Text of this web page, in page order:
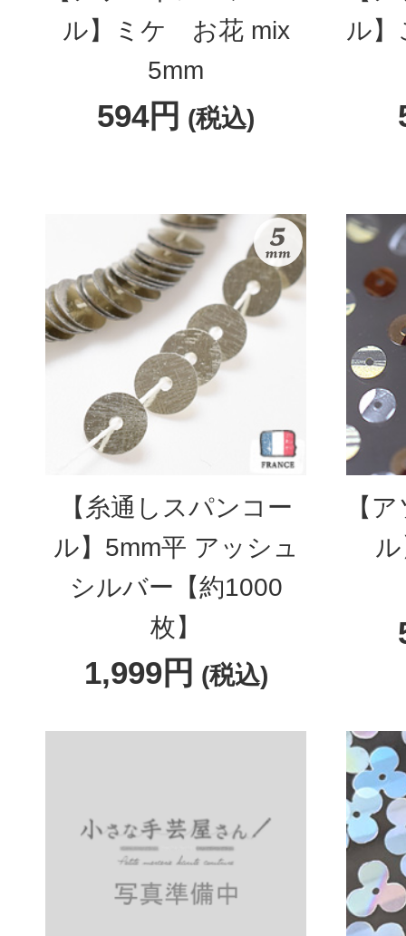
ル】ミケ お花 mix
5mm
594円 (税込)
ル
【糸通しスパンコー
ル】5mm平 アッシュ
シルバー【約1000
枚】
1,999円 (税込)
【